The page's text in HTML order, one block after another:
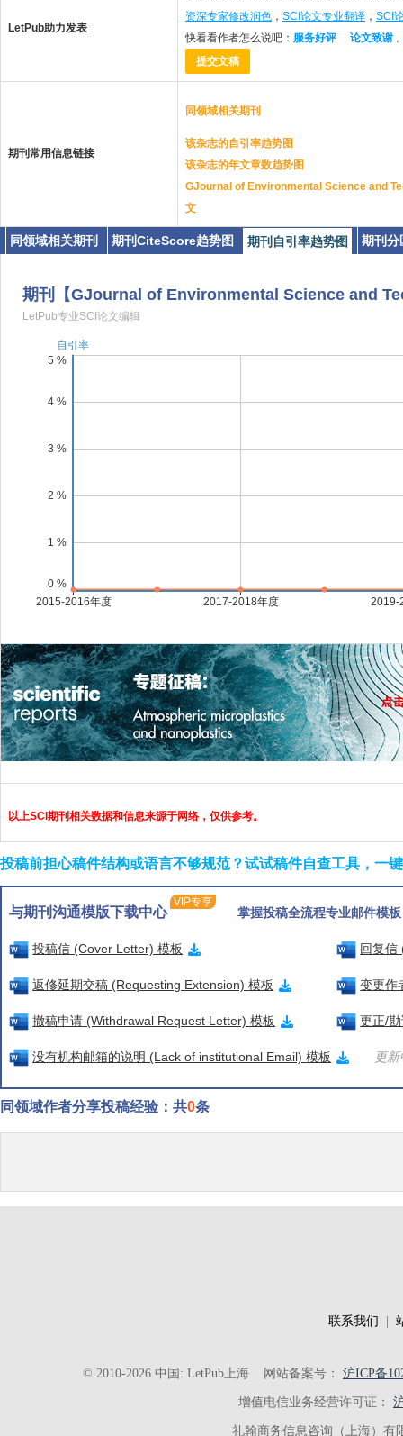
LetPub助力发表
资深专家修改润色 ， SCI论文专业翻译 ， SCI
快看看作者怎么说吧： 服务好评 论文致谢
提交文稿
期刊常用信息链接
同领域相关期刊
该杂志的自引率趋势图
该杂志的年文章数趋势图
GJournal of Environmental Science and
文
同领域相关期刊 期刊CiteScore趋势图 期刊自引率趋势图 期刊分
以上SCI期刊相关数据和信息来源于网络，仅供参考。
投稿前担心稿件结构或语言不够规范？试试稿件自查工具，一
与期刊沟通模版下载中心
VIP专享
掌握投稿全流程专业邮件模
投稿信 (Cover Letter) 模板 回复信
返修延期交稿 (Requesting Extension) 模板 变更作
撤稿申请 (Withdrawal Request Letter) 模板 更正/
没有机构邮箱的说明 (Lack of institutional Email) 模板 更
同领域作者分享投稿经验：共0条
联系我们
© 2010-2026 中国: LetPub上海网站备案号： 沪ICP备
增值电信业务经营许可证：
礼翰商务信息咨询（上海）